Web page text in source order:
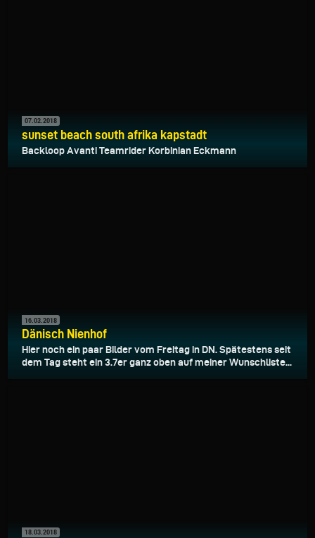
07.02.2018
sunset beach south afrika kapstadt
Backloop Avanti Teamrider Korbinian Eckmann
16.03.2018
Dänisch Nienhof
Hier noch ein paar Bilder vom Freitag in DN. Spätestens seit
dem Tag steht ein 3.7er ganz oben auf meiner Wunschliste...
18.03.2018